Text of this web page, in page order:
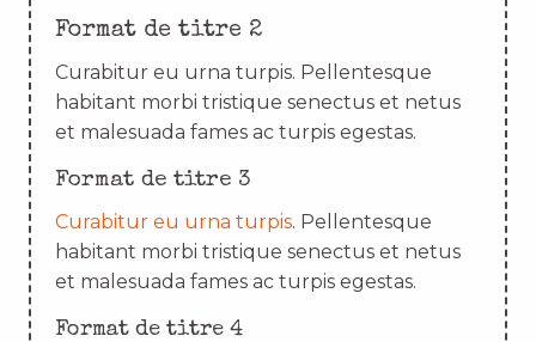
Format de titre 2
Curabitur eu urna turpis. Pellentesque
habitant morbi tristique senectus et netus
et malesuada fames ac turpis egestas.
Format de titre 3
Curabitur eu urna turpis. Pellentesque
habitant morbi tristique senectus et netus
et malesuada fames ac turpis egestas.
Format de titre 4